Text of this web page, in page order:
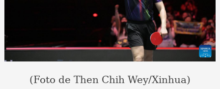
(Foto de Then Chih Wey/Xinhua)